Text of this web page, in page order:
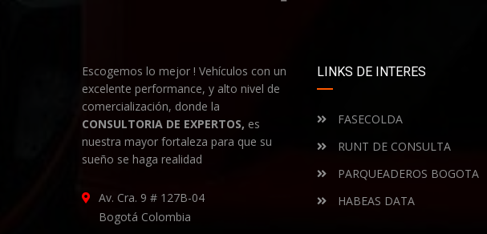
Escogemos lo mejor ! Vehículos con un
excelente performance, y alto nivel de
comercialización, donde la
CONSULTORIA DE EXPERTOS, es
nuestra mayor fortaleza para que su
sueño se haga realidad
Av. Cra. 9 # 127B-04
Bogotá Colombia
LINKS DE INTERES
FASECOLDA
RUNT DE CONSULTA
PARQUEADEROS BOGOTA
HABEAS DATA